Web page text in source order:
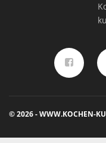
© 2026 - WWW.KOCHEN-